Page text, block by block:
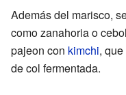
Además del marisco,
como zanahoria o
pajeon con kimchi,
de col fermentada.